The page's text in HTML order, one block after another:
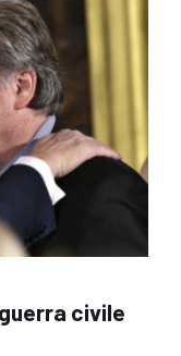
civile